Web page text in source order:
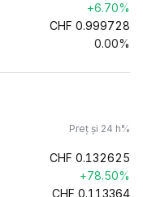
+6.70%
CHF 0.999728
0.00%
Preț și 24 h%
CHF 0.132625
+78.50%
CHF 0.113364